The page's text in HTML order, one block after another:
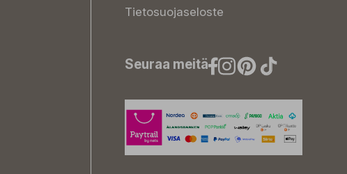
Tietosuojaseloste
Seuraa meitä